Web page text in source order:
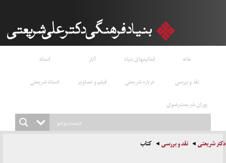
خانه فعالیتهای بنیاد آثار
اسناد
نقد و بررسی
درباره شریعتی فیلم و تصاویر
استاد شریعتی
پوران شریعت‌رضوی
دکتر شریعتی نقد و بررسی کتاب